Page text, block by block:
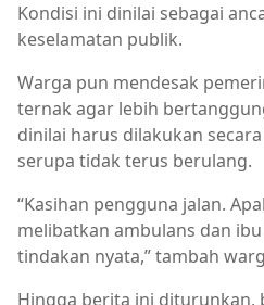
Kondisi ini dinilai sebagai
keselamatan publik.
Warga pun mendesak
ternak agar lebih
dinilai harus dilakukan
serupa tidak terus berulang.
“Kasihan pengguna jalan.
melibatkan ambulans dan
tindakan nyata,” tambah
Hingga berita ini diturunkan,